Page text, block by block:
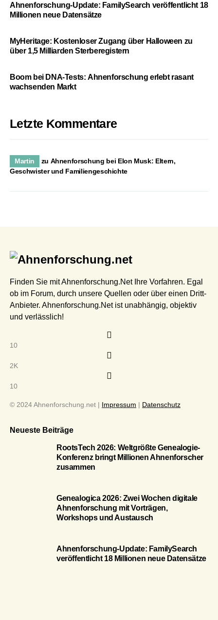
Ahnenforschung-Update: FamilySearch veröffentlicht 18
Millionen neue Datensätze
MyHeritage: Kostenloser Zugang über Halloween zu
über 1,5 Milliarden Sterberegistern
Boom bei DNA-Tests: Ahnenforschung erlebt rasant
wachsenden Markt
Letzte Kommentare
Martin zu Ahnenforschung bei Elon Musk: Eltern,
Geschwister und Familiengeschichte
Finden Sie mit Ahnenforschung.Net Ihre Vorfahren. Egal
ob im Forum, durch unsere Quellen oder über einen Dritt-
Anbieter. Ahnenforschung.Net ist unabhängig, objektiv
und verlässlich!
10
2K
10
© 2024 Ahnenforschung.net | Impressum | Datenschutz
Neueste Beiträge
RootsTech 2026: Weltgrößte Genealogie-
Konferenz bringt Millionen Ahnenforscher
zusammen
Genealogica 2026: Zwei Wochen digitale
Ahnenforschung mit Vorträgen,
Workshops und Austausch
Ahnenforschung-Update: FamilySearch
veröffentlicht 18 Millionen neue Datensätze